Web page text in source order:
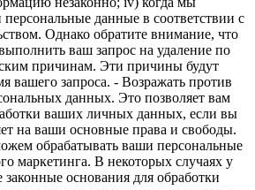
данные в соответствии с
Однако обратите внимание, что
ваш запрос на удаление по
причинам. Эти причины будут
вашего запроса. - Возражать против
данных. Это позволяет вам
ваших личных данных, если вы
на ваши основные права и свободы.
обрабатывать ваши персональные
маркетинга. В некоторых случаях у
законные основания для обработки